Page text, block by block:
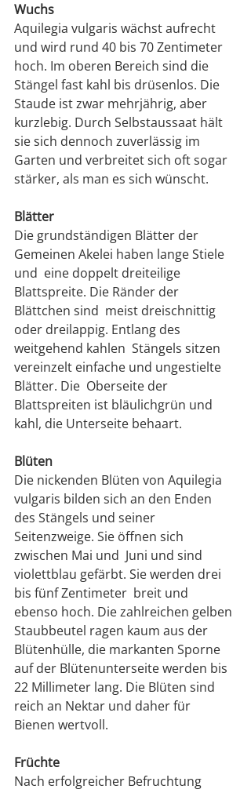
Wuchs
Aquilegia vulgaris wächst aufrecht
und wird rund 40 bis 70 Zentimeter
hoch. Im oberen Bereich sind die
Stängel fast kahl bis drüsenlos. Die
Staude ist zwar mehrjährig, aber
kurzlebig. Durch Selbstaussaat hält
sie sich dennoch zuverlässig im
Garten und verbreitet sich oft sogar
stärker, als man es sich wünscht.
Blätter
Die grundständigen Blätter der
Gemeinen Akelei haben lange Stiele
und  eine doppelt dreiteilige
Blattspreite. Die Ränder der
Blättchen sind  meist dreischnittig
oder dreilappig. Entlang des
weitgehend kahlen  Stängels sitzen
vereinzelt einfache und ungestielte
Blätter. Die  Oberseite der
Blattspreiten ist bläulichgrün und
kahl, die Unterseite behaart.
Blüten
Die nickenden Blüten von Aquilegia
vulgaris bilden sich an den Enden
des Stängels und seiner
Seitenzweige. Sie öffnen sich
zwischen Mai und  Juni und sind
violettblau gefärbt. Sie werden drei
bis fünf Zentimeter  breit und
ebenso hoch. Die zahlreichen gelben
Staubbeutel ragen kaum aus der
Blütenhülle, die markanten Sporne
auf der Blütenunterseite werden bis
22 Millimeter lang. Die Blüten sind
reich an Nektar und daher für
Bienen wertvoll.
Früchte
Nach erfolgreicher Befruchtung